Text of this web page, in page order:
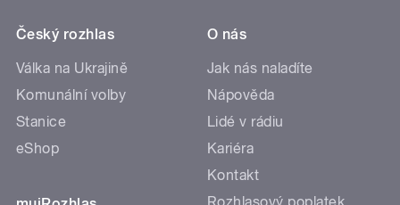
Český rozhlas
Válka na Ukrajině
Komunální volby
Stanice
eShop
O nás
Jak nás naladíte
Nápověda
Lidé v rádiu
Kariéra
Kontakt